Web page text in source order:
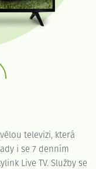
televizi, která
i se 7 denním
Live TV. Služby se